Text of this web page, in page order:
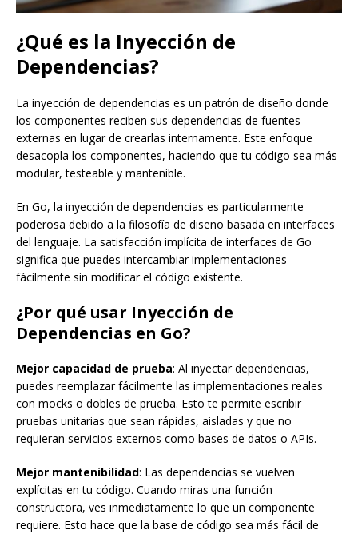
¿Qué es la Inyección de
Dependencias?
La inyección de dependencias es un patrón de diseño donde
los componentes reciben sus dependencias de fuentes
externas en lugar de crearlas internamente. Este enfoque
desacopla los componentes, haciendo que tu código sea más
modular, testeable y mantenible.
En Go, la inyección de dependencias es particularmente
poderosa debido a la filosofía de diseño basada en interfaces
del lenguaje. La satisfacción implícita de interfaces de Go
significa que puedes intercambiar implementaciones
fácilmente sin modificar el código existente.
¿Por qué usar Inyección de
Dependencias en Go?
Mejor capacidad de prueba: Al inyectar dependencias,
puedes reemplazar fácilmente las implementaciones reales
con mocks o dobles de prueba. Esto te permite escribir
pruebas unitarias que sean rápidas, aisladas y que no
requieran servicios externos como bases de datos o APIs.
Mejor mantenibilidad: Las dependencias se vuelven
explícitas en tu código. Cuando miras una función
constructora, ves inmediatamente lo que un componente
requiere. Esto hace que la base de código sea más fácil de